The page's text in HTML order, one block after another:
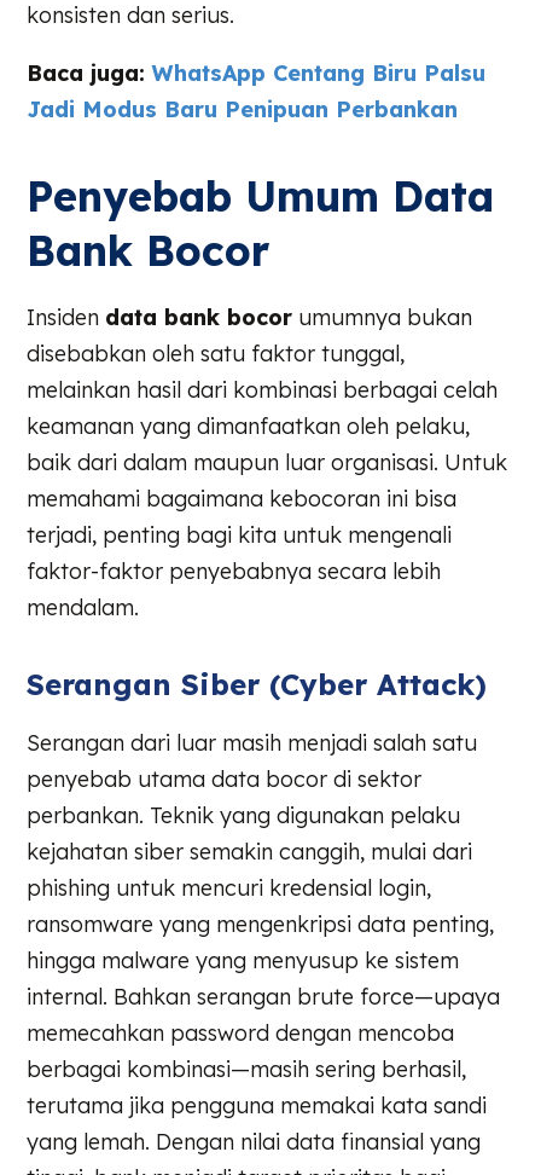
konsisten dan serius.
Baca juga:WhatsApp Centang Biru Palsu
Jadi Modus Baru Penipuan Perbankan
Penyebab Umum Data
Bank Bocor
Insiden data bank bocor umumnya bukan
disebabkan oleh satu faktor tunggal,
melainkan hasil dari kombinasi berbagai celah
keamanan yang dimanfaatkan oleh pelaku,
baik dari dalam maupun luar organisasi. Untuk
memahami bagaimana kebocoran ini bisa
terjadi, penting bagi kita untuk mengenali
faktor-faktor penyebabnya secara lebih
mendalam.
Serangan Siber (Cyber Attack)
Serangan dari luar masih menjadi salah satu
penyebab utama data bocor di sektor
perbankan. Teknik yang digunakan pelaku
kejahatan siber semakin canggih, mulai dari
phishing untuk mencuri kredensial login,
ransomware yang mengenkripsi data penting,
hingga malware yang menyusup ke sistem
internal. Bahkan serangan brute force—upaya
memecahkan password dengan mencoba
berbagai kombinasi—masih sering berhasil,
terutama jika pengguna memakai kata sandi
yang lemah. Dengan nilai data finansial yang